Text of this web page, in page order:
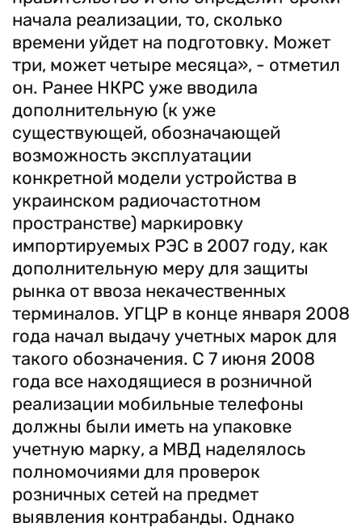
начала реализации, то, сколько
времени уйдет на подготовку. Может
три, может четыре месяца», - отметил
он. Ранее НКРС уже вводила
дополнительную (к уже
существующей, обозначающей
возможность эксплуатации
конкретной модели устройства в
украинском радиочастотном
пространстве) маркировку
импортируемых РЭС в 2007 году, как
дополнительную меру для защиты
рынка от ввоза некачественных
терминалов. УГЦР в конце января 2008
года начал выдачу учетных марок для
такого обозначения. С 7 июня 2008
года все находящиеся в розничной
реализации мобильные телефоны
должны были иметь на упаковке
учетную марку, а МВД наделялось
полномочиями для проверок
розничных сетей на предмет
выявления контрабанды. Однако